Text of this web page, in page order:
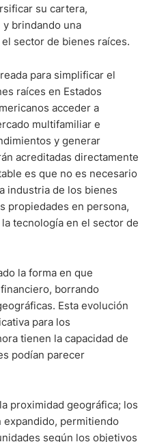
su cartera,
brindando una
sector de bienes raíces.
para simplificar el
raíces en Estados
acceder a
multifamiliar e
y generar
acreditadas directamente
es que no es necesario
industria de los bienes
propiedades en persona,
tecnología en el sector de
la forma en que
borrando
Esta evolución
para los
tienen la capacidad de
podían parecer
proximidad geográfica; los
permitiendo
según los objetivos